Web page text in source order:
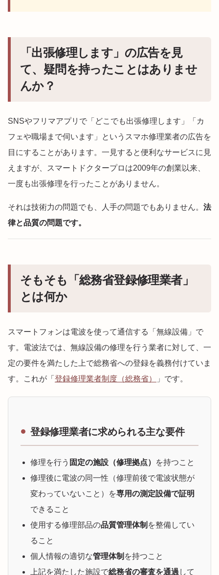
「出張修理します」の広告を見
て、疑問を持ったことはありませ
んか？
SNSやフリマアプリで「どこでも出張修理します」「カ
フェや職場まで伺います」というスマホ修理業者の広告を
目にすることがあります。一見すると便利なサービスに見
えますが、スマートドクタープロは2009年の創業以来、
一度も出張修理を行ったことがありません。
それは技術力の問題でも、人手の問題でもありません。 法
律と品質の問題です。
そもそも「総務省登録修理業者」
とは何か
スマートフォンは電波を使って通信する「無線設備」で
す。電波法では、無線設備の修理を行う業者に対して、一
定の要件を満たした上で総務省への登録を義務付けていま
す。これが「 登録修理業者制度（総務省） 」です。
登録修理業者に求められる主な要件
修理を行う 固定の施設（修理拠点）
を持つこと
修理後に電波の同一性（修理前後で電波状態が
変わっていないこと）を専用の測定設備で証明
できること
使用する修理部品の品質管理体制 を整備してい
ること
個人情報の適切な管理体制 を持つこと
上記を満たした施設で総務省の審査を通過 して